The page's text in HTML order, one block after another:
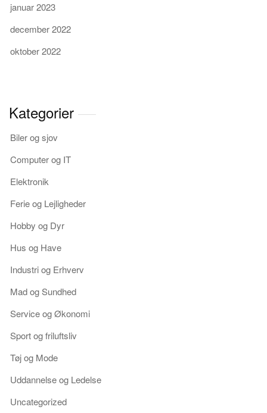
januar 2023
december 2022
oktober 2022
Kategorier
Biler og sjov
Computer og IT
Elektronik
Ferie og Lejligheder
Hobby og Dyr
Hus og Have
Industri og Erhverv
Mad og Sundhed
Service og Økonomi
Sport og friluftsliv
Tøj og Mode
Uddannelse og Ledelse
Uncategorized